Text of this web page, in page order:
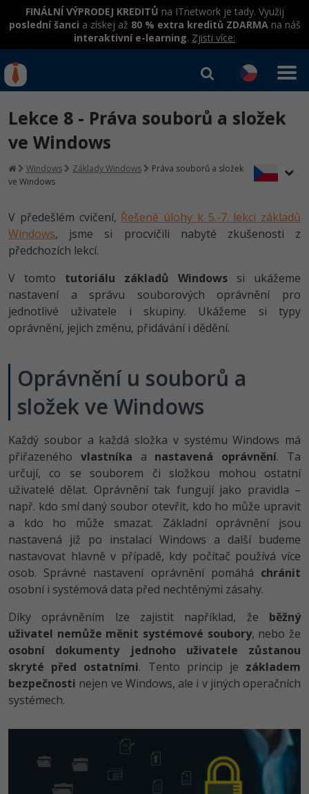
FINÁLNÍ VÝPRODEJ KREDITŮ na ITnetwork je tady. Využij
poslední šanci a získej až 80 % extra kreditů ZDARMAna náš
interaktivní e-learning. Zjisti více:
Rekvalifikace a kurzy
hrazené úřadem práce
Workshopy zdarma
Datová analýza v praxi
Školení
Základy programování
Objektové programování - OOP
Umělá inteligence
HTML5, CSS3, Bootstrap, SEO
SQL a databáze
Testování a verzování
UML a návrhové vzory
React
Spring
ASP.NET MVC
Django
Best practices
Školení dle technologií
C# .NET
Java
PHP
JavaScript
Python
HTML / CSS
UML a návrhové vzory
MySQL/MariaDB
MS-SQL
SQLite
Kurzy IT profesí
Programátor WWW aplikací
Senior programátor
Front-end developer
Vývojář mobilních aplikací
C# Game developer
Webdesigner
Tester
Systémový administrátor
Grafik / UX/UI návrhář
3D grafik
Projektový manažer
Databázový analytik
Copywriter
WordPress specialista
Jak začít?
Java -80%
C#.NET -80%
Python -80%
PHP -80%
-80%
Swift -80%
Kotlin -80%
-80%
VB.NET
SQL
Návrh SW -80%
Algoritmy -41%
Umělá inteligence (AI) -10%
Kurzy e-commerce
Datová analýza
Digitální gramotnost
WordPress
-30%
UX
Business
Kryptoměny -25%
Copywriting -30%
MS Office -80%
Google Dokumenty
Time management
Windows
Kybernetická bezpečnost
Přihlásit se | Registrovat
Lekce 8 - Práva souborů a složek
ve Windows
Windows Základy Windows
Práva souborů a složek
ve Windows
V předešlém cvičení, Řešené úlohy k 5.-7. lekci základů
Windows, jsme si procvičili nabyté zkušenosti z
předchozích lekcí.
V tomto tutoriálu základů Windows si ukážeme
nastavení a správu souborových oprávnění pro
jednotlivé uživatele i skupiny. Ukážeme si typy
oprávnění, jejich změnu, přidávání i dědění.
Oprávnění u souborů a
složek ve Windows
Každý soubor a každá složka v systému Windows má
přiřazeného vlastníka a nastavená oprávnění. Ta
určují, co se souborem či složkou mohou ostatní
uživatelé dělat. Oprávnění tak fungují jako pravidla –
např. kdo smí daný soubor otevřít, kdo ho může upravit
a kdo ho může smazat. Základní oprávnění jsou
nastavená již po instalaci Windows a další budeme
nastavovat hlavně v případě, kdy počítač používá více
osob. Správné nastavení oprávnění pomáhá chránit
osobní i systémová data před nechtěnými zásahy.
Díky oprávněním lze zajistit například, že běžný
uživatel nemůže měnit systémové soubory, nebo že
osobní dokumenty jednoho uživatele zůstanou
skryté před ostatními. Tento princip je základem
bezpečnosti nejen ve Windows, ale i v jiných operačních
systémech.